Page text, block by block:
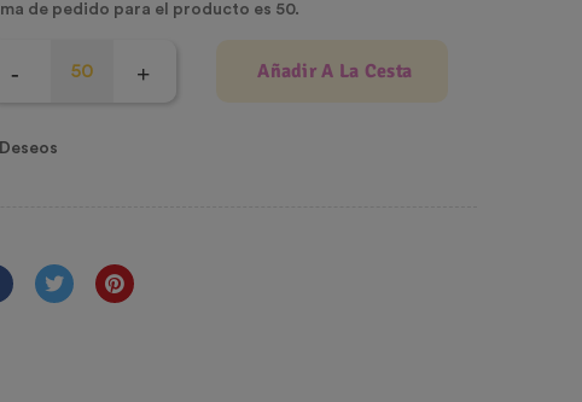
de pedido para el producto es 50.
Añadir A La Cesta